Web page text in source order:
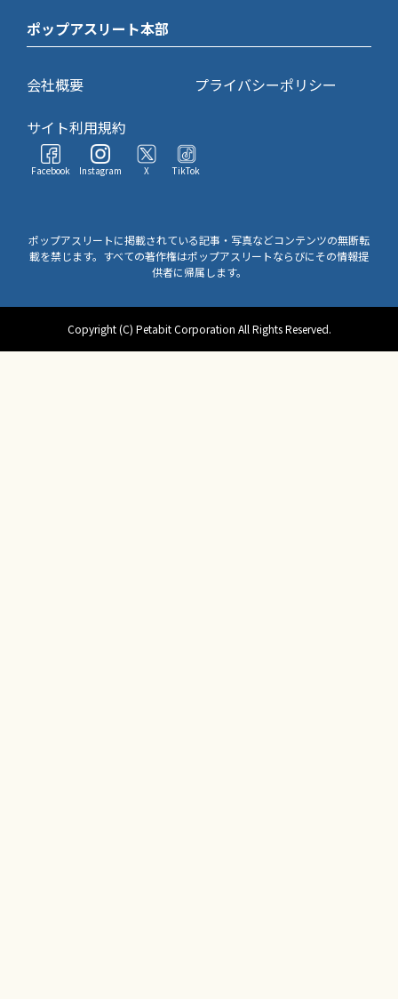
ポップアスリート本部
会社概要
プライバシーポリシー
サイト利用規約
Facebook Instagram X TikTok
ポップアスリートに掲載されている記事・写真などコンテンツの無断転
載を禁じます。すべての著作権はポップアスリートならびにその情報提
供者に帰属します。
Copyright (C) Petabit Corporation All Rights Reserved.